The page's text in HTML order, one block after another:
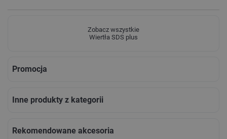
Zobacz wszystkie
Wiertła SDS plus
Promocja
Inne produkty z kategorii
Rekomendowane akcesoria